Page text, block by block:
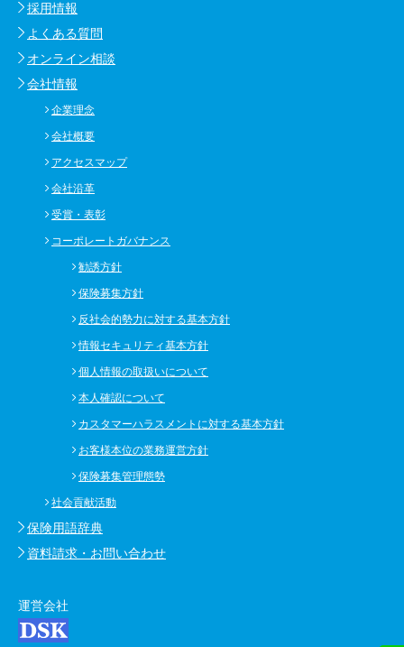
採用情報
よくある質問
オンライン相談
会社情報
企業理念
会社概要
アクセスマップ
会社沿革
受賞・表彰
コーポレートガバナンス
勧誘方針
保険募集方針
反社会的勢力に対する基本方針
情報セキュリティ基本方針
個人情報の取扱いについて
本人確認について
カスタマーハラスメントに対する基本方針
お客様本位の業務運営方針
保険募集管理態勢
社会貢献活動
保険用語辞典
資料請求・お問い合わせ
運営会社